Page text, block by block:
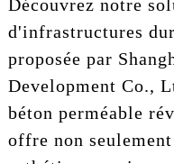
Découvrez notre
d'infrastructures
proposée par
Development Co.,
béton perméable
offre non